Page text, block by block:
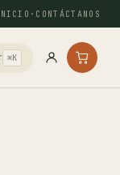
Y
· CONTÁCTANOS
⌘K